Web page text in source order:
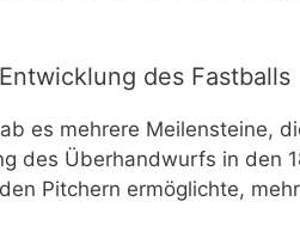
des Fastballs
es mehrere Meilensteine,
des Überhandwurfs in den
Pitchern ermöglichte,